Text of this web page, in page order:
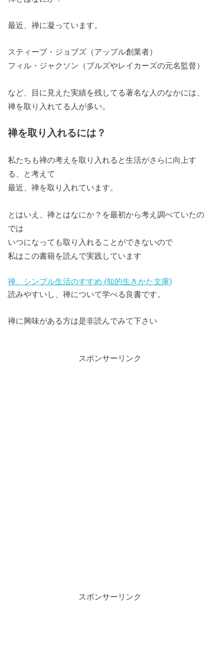
最近、禅に凝っています。
スティーブ・ジョブズ（アップル創業者）
フィル・ジャクソン（ブルズやレイカーズの元名監督）
など、目に見えた実績を残してる著名な人のなかには、
禅を取り入れてる人が多い。
禅を取り入れるには？
私たちも禅の考えを取り入れると生活がさらに向上す
る、と考えて
最近、禅を取り入れています。
とはいえ、禅とはなにか？を最初から考え調べていたの
では
いつになっても取り入れることができないので
私はこの書籍を読んで実践しています
禅、シンプル生活のすすめ (知的生きかた文庫)
読みやすいし、禅について学べる良書です。
禅に興味がある方は是非読んでみて下さい
スポンサーリンク
スポンサーリンク